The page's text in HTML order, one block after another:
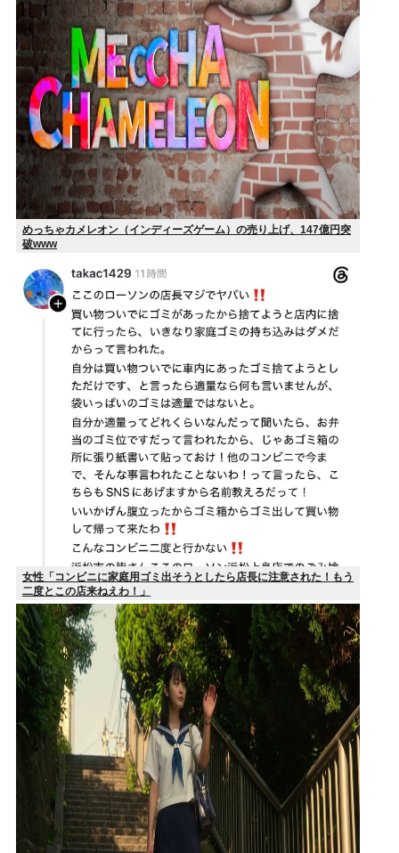
めっちゃカメレオン（インディーズゲーム）の売り上げ、147億円突
破www
女性「コンビニに家庭用ゴミ出そうとしたら店長に注意された！もう
二度とこの店来ねえわ！」